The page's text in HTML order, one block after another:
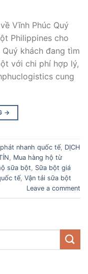
Vĩnh Phúc Quý
Philippines cho
khách đang tìm
với chi phí hợp lý,
cung
→
nhanh quốc tế
DỊCH
Mua hàng hộ từ
sữa bột
Sữa bột giá
tế Vận tải sữa bột
Leave a comment